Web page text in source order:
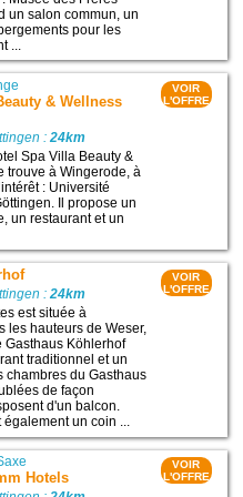
un salon commun, un
pour les
...
& Wellness
:24km
Spa Villa Beauty &
trouve à Wingerode, à
: Université
Il propose un
un restaurant et un
VOIR
L'OFFRE
:24km
est située à
les hauteurs de Weser,
Gasthaus Köhlerhof
traditionnel et un
chambres du Gasthaus
de façon
d'un balcon.
également un coin ...
VOIR
L'OFFRE
Hotels
VOIR
L'OFFRE